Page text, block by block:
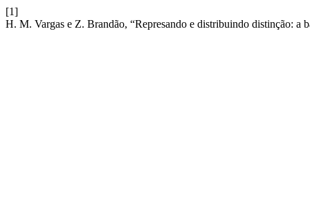
[1]
H. M. Vargas e Z. Brandão, “Represando e distribuindo distinção: a